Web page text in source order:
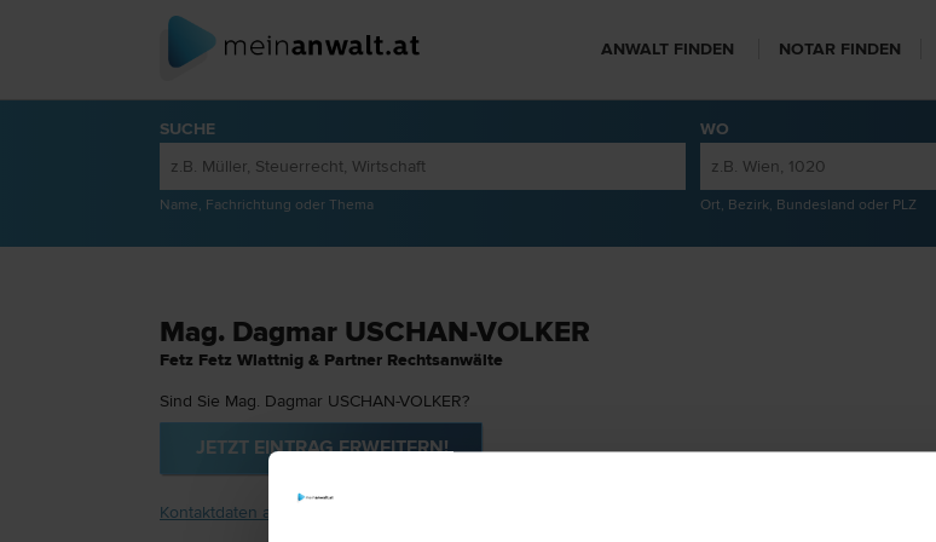
ANWALT FINDEN NOTAR FINDEN
SUCHE
Name, Fachrichtung oder Thema
WO
Ort, Bezirk, Bundesland oder PLZ
Mag. Dagmar USCHAN-VOLKER
Fetz Fetz Wlattnig & Partner Rechtsanwälte
Sind Sie Mag. Dagmar USCHAN-VOLKER?
JETZT EINTRAG ERWEITERN!
Kontaktdaten anzeigen